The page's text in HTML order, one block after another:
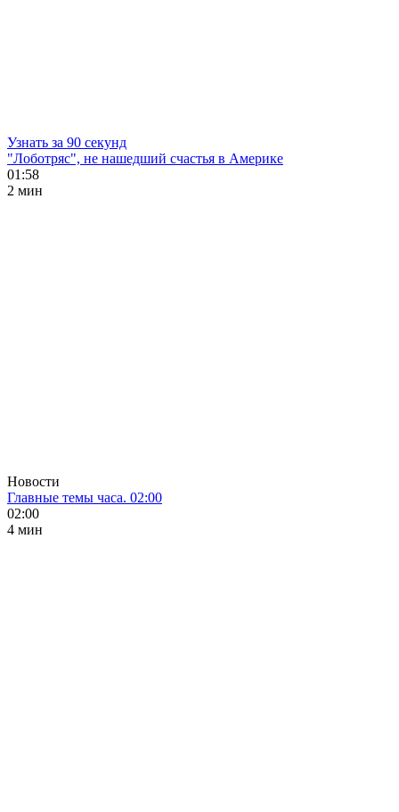
Узнать за 90 секунд
"Лоботряс", не нашедший счастья в Америке
01:58
2 мин
Новости
Главные темы часа. 02:00
02:00
4 мин